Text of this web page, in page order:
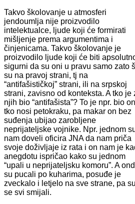
Takvo školovanje u atmosferi
jendoumlja nije proizvodilo
intelektualce, ljude koji će formirati
mišljenje prema argumentima i
činjenicama. Takvo školovanje je
proizvodilo ljude koji će biti
sigurni da su oni u pravu samo zato
su na pravoj strani, tj na
“antifašističkoj” strani, ili na srpskoj
strani, zavisno od konteksta. A tko je
njih bio “antifašista”? To je npr. bio
tko nosi petokraku, pa makar on bez
suđenja ubijao zarobljene
neprijateljske vojnike. Npr. jednom
nam doveli oficira JNA da nam priča
svoje doživljaje iz rata i on nam je
anegdotu ispričao kako su jednom
“upali u neprijateljsku komoru”. A
su pucali po kuharima, posuđe je
zveckalo i letjelo na sve strane, pa su
se svi smijali.